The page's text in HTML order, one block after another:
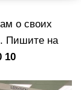
в
о своих
Пишите на
10